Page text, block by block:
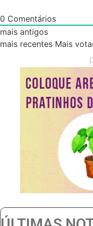
0 Comentários
mais antigos
mais recentes Mais